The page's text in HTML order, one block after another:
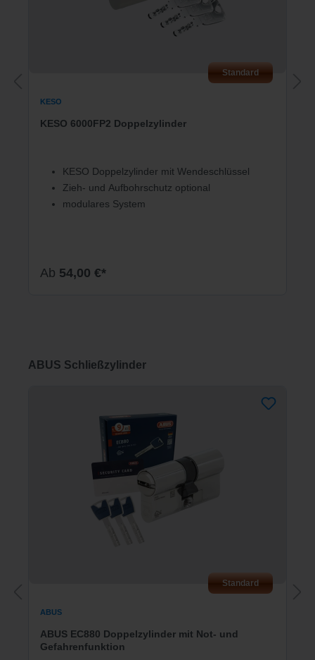
Standard
KESO
KESO 6000FP2 Doppelzylinder
KESO Doppelzylinder mit Wendeschlüssel
Zieh- und Aufbohrschutz optional
modulares System
Ab 54,00 €*
Produktgalerie überspringen
ABUS Schließzylinder
Standard
ABUS
ABUS EC880 Doppelzylinder mit Not- und
Gefahrenfunktion